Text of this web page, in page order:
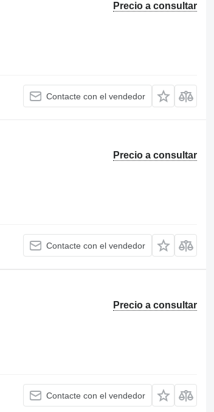
Precio a consultar
Contacte con el vendedor
Precio a consultar
Contacte con el vendedor
Precio a consultar
Contacte con el vendedor